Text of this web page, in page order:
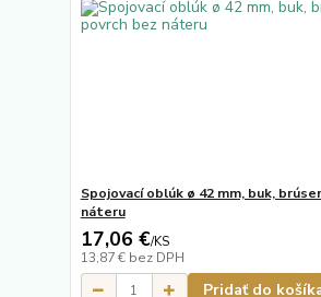
Spojovací oblúk ø 42 mm, buk,
náteru
17,06 €/KS
13,87 € bez DPH
Pridať do